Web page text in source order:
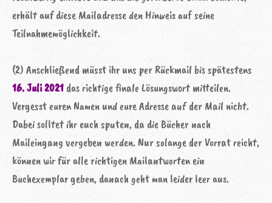
erhält auf diese Mailadresse den Hinweis auf seine
Teilnahmemöglichkeit.
(2) Anschließend müsst ihr uns per Rückmail bis spätestens
16. Juli 2021 das richtige finale Lösungswort mitteilen.
Vergesst euren Namen und eure Adresse auf der Mail nicht.
Dabei solltet ihr euch sputen, da die Bücher nach
Maileingang vergeben werden. Nur solange der Vorrat reicht,
können wir für alle richtigen Mailantworten ein
Buchexemplar geben, danach geht man leider leer aus.